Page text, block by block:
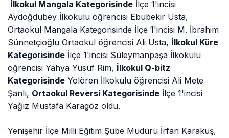
İlkokul Mangala Kategorisinde İlçe 1'incisi
Aydoğdubey İlkokulu öğrencisi Ebubekir Usta,
Ortaokul Mangala Kategorisinde İlçe 1'incisi M. İbrahim
Sünnetçioğlu Ortaokul öğrencisi Ali Usta, İlkokul Küre
Kategorisinde İlçe 1'incisi Süleymanpaşa İlkokulu
öğrencisi Yahya Yusuf Rim, İlkokul Q-bitz
Kategorisinde Yolören İlkokulu öğrencisi Ali Mete
Şanlı, Ortaokul Reversi Kategorisinde İlçe 1'incisi
Yağız Mustafa Karagöz oldu.
Yenişehir İlçe Milli Eğitim Şube Müdürü İrfan Karakuş,